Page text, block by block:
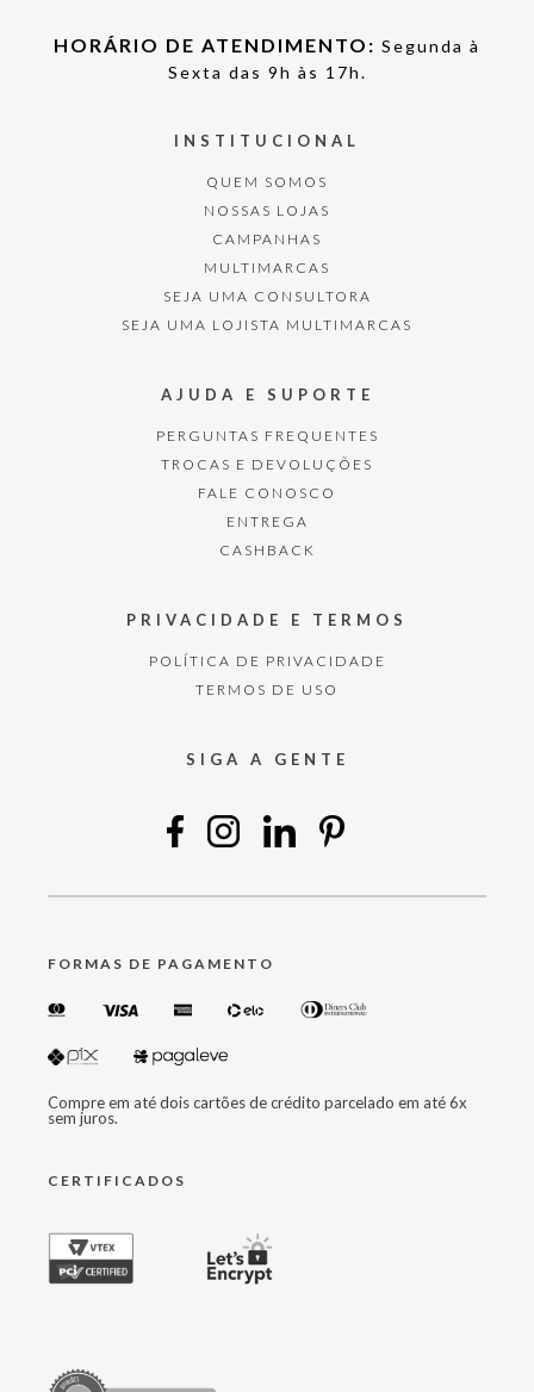
HORÁRIO DE ATENDIMENTO: Segunda à
Sexta das 9h às 17h.
INSTITUCIONAL
QUEM SOMOS
NOSSAS LOJAS
CAMPANHAS
MULTIMARCAS
SEJA UMA CONSULTORA
SEJA UMA LOJISTA MULTIMARCAS
AJUDA E SUPORTE
PERGUNTAS FREQUENTES
TROCAS E DEVOLUÇÕES
FALE CONOSCO
ENTREGA
CASHBACK
PRIVACIDADE E TERMOS
POLÍTICA DE PRIVACIDADE
TERMOS DE USO
SIGA A GENTE
FORMAS DE PAGAMENTO
Compre em até dois cartões de crédito parcelado em até 6x
sem juros.
CERTIFICADOS